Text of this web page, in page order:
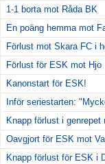
1-1 borta mot Råda BK
En poäng hemma mot
Förlust mot Skara FC i
Förlust för ESK mot Hjo
Kanonstart för ESK!
Inför seriestarten:
Knapp förlust i
Oavgjort för ESK mot
Knapp förlust för ESK i